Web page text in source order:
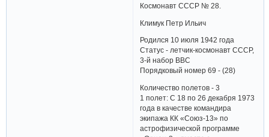
Космонавт СССР № 28.
Климук Петр Ильич
Родился 10 июля 1942 года
Статус - летчик-космонавт СССР,
3-й набор ВВС
Порядковый номер 69 - (28)
Количество полетов - 3
1 полет: С 18 по 26 декабря 1973
года в качестве командира
экипажа КК «Союз-13» по
астрофизической программе